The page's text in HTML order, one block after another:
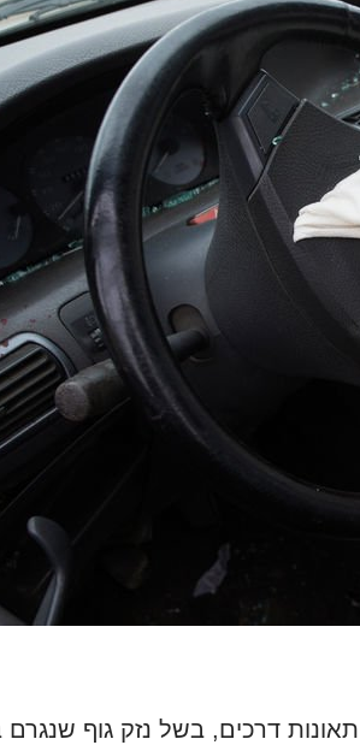
תאונות דרכים, בשל נזק גוף